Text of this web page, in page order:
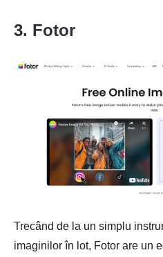
3. Fotor
Trecând de la un simplu
imaginilor în lot, Fotor are un